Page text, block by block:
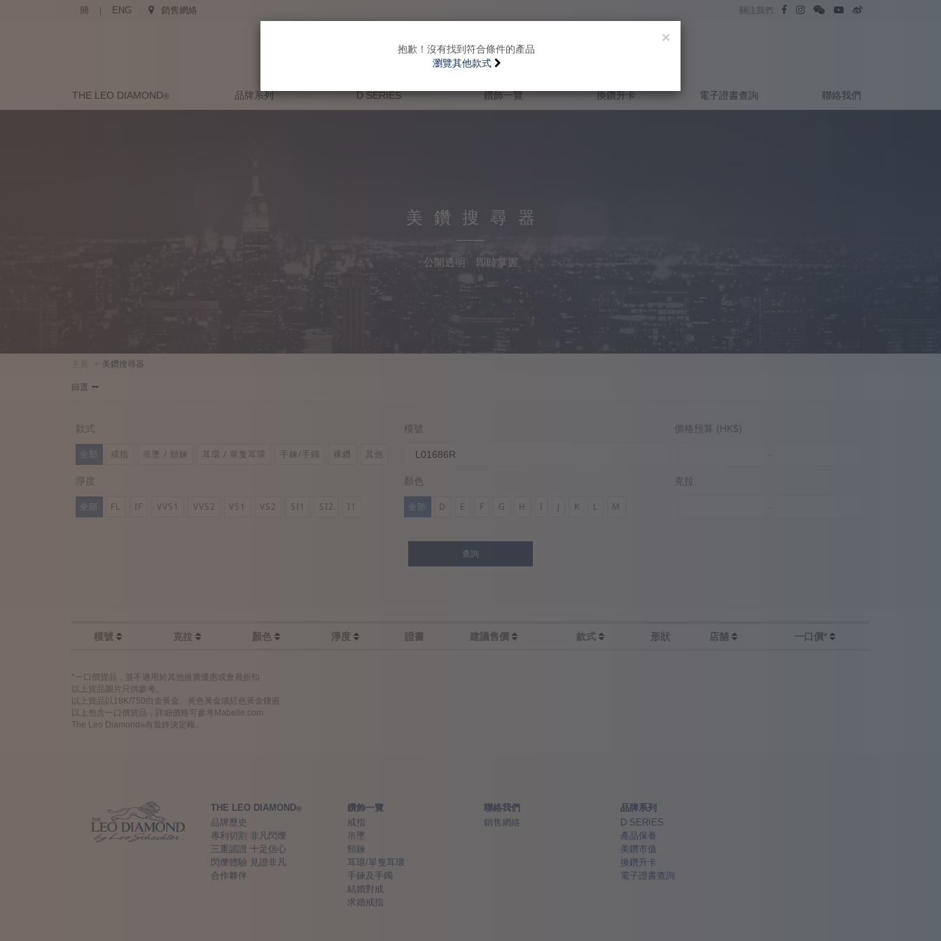
簡 ENG 銷售網絡 關注我們:
THE LEO DIAMOND® 品牌系列 D SERIES 鑽飾一覽 換鑽升卡 電子證書查詢 聯絡我們
美鑽搜尋器
公開透明 即時掌握
美鑽搜尋器
篩選
款式
全部 戒指 吊墜 / 頸鍊 耳環 / 單隻耳環 手鍊/手鐲 裸鑽 其他
模號 價格預算 (HK$)
淨度
全部 FL IF VVS1 VVS2 VS1 VS2 SI1 SI2 I1
顏色
全部 D E F G H I J K L M
克拉
查詢
模號 克拉 顏色 淨度 證書 建議售價 款式 形狀 店舖 一口價*
*一口價貨品，並不適用於其他推廣優惠或會員折扣
以上貨品圖片只供參考。
以上貨品以18K/750白金黃金、黃色黃金或紅色黃金鑲嵌
以上包含一口價貨品，詳細價格可參考Mabelle.com
The Leo Diamond
® 有最終決定權。
THE LEO DIAMOND®
品牌歷史
專利切割 非凡閃爍
三重認證 十足信心
閃爍體驗 見證非凡
合作夥伴
鑽飾一覽
戒指
吊墜
頸鍊
耳環/單隻耳環
手鍊及手鐲
結婚對戒
求婚戒指
聯絡我們
銷售網絡
品牌系列
D SERIES
產品保養
美鑽市值
換鑽升卡
電子證書查詢
×
抱歉！沒有找到符合條件的產品
瀏覽其他款式